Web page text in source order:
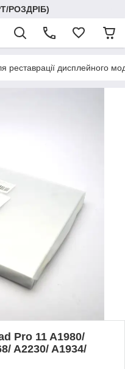
РОЗДРІБ)
реставрації дисплейного
Pro 11 A1980/
A2230/ A1934/